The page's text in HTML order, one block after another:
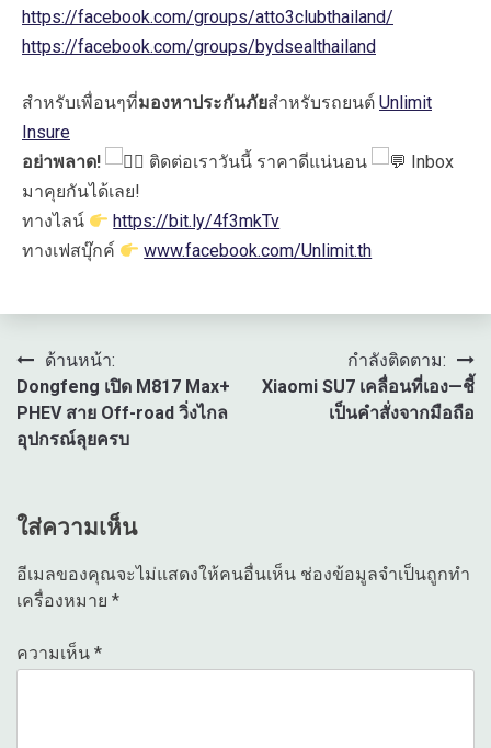
https://facebook.com/groups/atto3clubthailand/
https://facebook.com/groups/bydsealthailand
สำหรับเพื่อนๆที่มองหาประกันภัยสำหรับรถยนต์ Unlimit
Insure
อย่าพลาด!
ติดต่อเราวันนี้ ราคาดีแน่นอน
Inbox
มาคุยกันได้เลย!
ทางไลน์
https://bit.ly/4f3mkTv
ทางเฟสบุ๊กค์
www.facebook.com/Unlimit.th
แนะแนว
เรื่อง
ด้านหน้า:
Dongfeng เปิด M817 Max+
PHEV สาย Off-road วิ่งไกล
อุปกรณ์ลุยครบ
กำลังติดตาม:
Xiaomi SU7 เคลื่อนที่เอง—ชี้
เป็นคำสั่งจากมือถือ
ใส่ความเห็น
อีเมลของคุณจะไม่แสดงให้คนอื่นเห็น ช่องข้อมูลจำเป็นถูกทำ
เครื่องหมาย *
ความเห็น *